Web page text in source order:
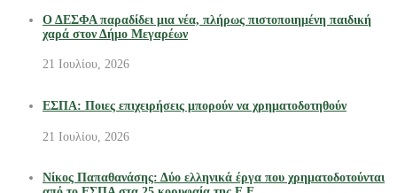
Ο ΔΕΣΦΑ παραδίδει μια νέα, πλήρως πιστοποιημένη παιδική
χαρά στον Δήμο Μεγαρέων
21 Ιουλίου, 2026
ΕΣΠΑ: Ποιες επιχειρήσεις μπορούν να χρηματοδοτηθούν
21 Ιουλίου, 2026
Νίκος Παπαθανάσης: Δύο ελληνικά έργα που χρηματοδοτούνται